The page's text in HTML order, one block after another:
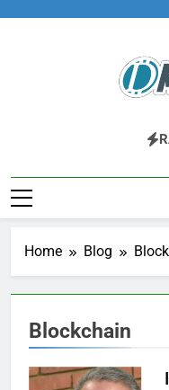
Home Blog
Blockchain